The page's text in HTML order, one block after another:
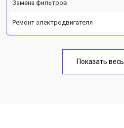
Замена фильтров
Ремонт электродвигателя
Показать